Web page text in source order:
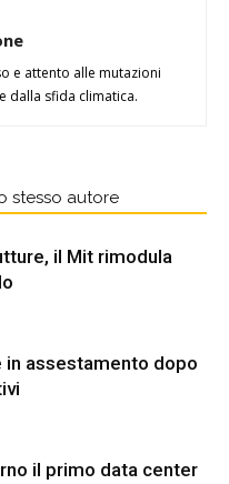
e attento alle mutazioni
dalla sfida climatica.
stesso autore
il Mit rimodula
assestamento dopo
il primo data center